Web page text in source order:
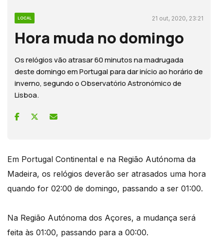
LOCAL 21 out, 2020, 23:21
Hora muda no domingo
Os relógios vão atrasar 60 minutos na madrugada
deste domingo em Portugal para dar início ao horário de
inverno, segundo o Observatório Astronómico de
Lisboa.
Em Portugal Continental e na Região Autónoma da
Madeira, os relógios deverão ser atrasados uma hora
quando for 02:00 de domingo, passando a ser 01:00.
Na Região Autónoma dos Açores, a mudança será
feita às 01:00, passando para a 00:00.